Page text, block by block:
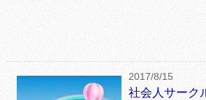
2017/8/15
社会人サーク